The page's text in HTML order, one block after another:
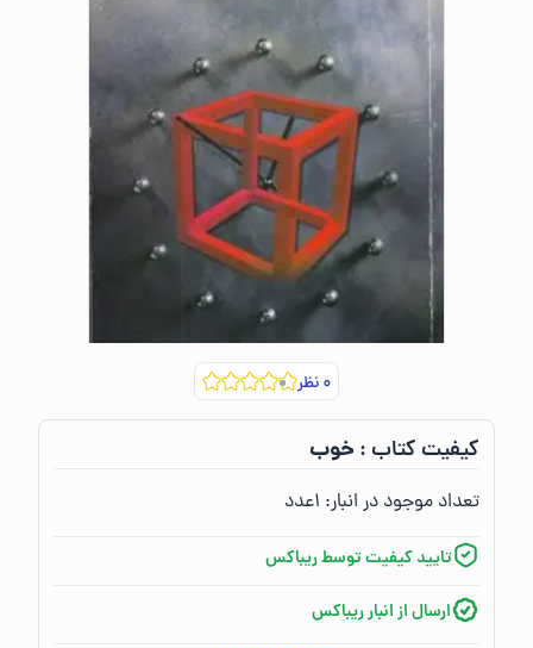
۰نظر
کیفیت کتاب :‌خوب
تعداد موجود در انبار:‌ ۱عدد
تایید کیفیت توسط ریباکس
ارسال از انبار ریباکس